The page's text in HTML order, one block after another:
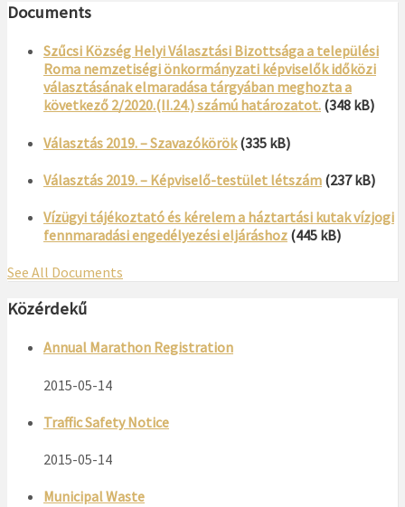
Documents
Szűcsi Község Helyi Választási Bizottsága a települési
Roma nemzetiségi önkormányzati képviselők időközi
választásának elmaradása tárgyában meghozta a
következő 2/2020.(II.24.) számú határozatot. (348 kB)
Választás 2019. – Szavazókörök (335 kB)
Választás 2019. – Képviselő-testület létszám (237 kB)
Vízügyi tájékoztató és kérelem a háztartási kutak vízjogi
fennmaradási engedélyezési eljáráshoz (445 kB)
See All Documents
Közérdekű
Annual Marathon Registration
2015-05-14
Traffic Safety Notice
2015-05-14
Municipal Waste